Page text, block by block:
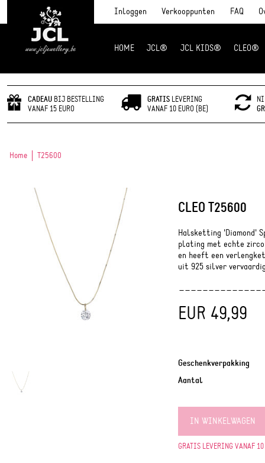
Inloggen Verkooppunten FAQ
HOME JCL® JCL KIDS® CLEO®
CADEAU BIJ BESTELLING
VANAF 15 EURO
GRATISLEVERING
VANAF 10 EURO (BE)
Home T25600
CLEO T25600
Halsketting 'Diamond'
plating met echte
en heeft een
uit 925 silver
EUR 49,99
Geschenkverpakking
Aantal
IN WINKELWAGEN
GRATIS LEVERING VANAF 10